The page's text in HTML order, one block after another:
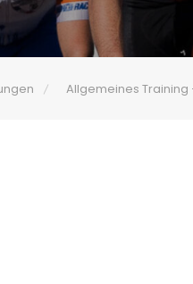
Allgemeines Training